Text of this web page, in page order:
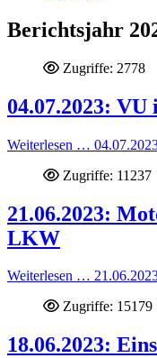
Berichtsjahr
Zugriffe: 2778
04.07.2023:
Weiterlesen …
Zugriffe: 11237
21.06.2023:
LKW
Weiterlesen …
Zugriffe: 15179
18.06.2023: